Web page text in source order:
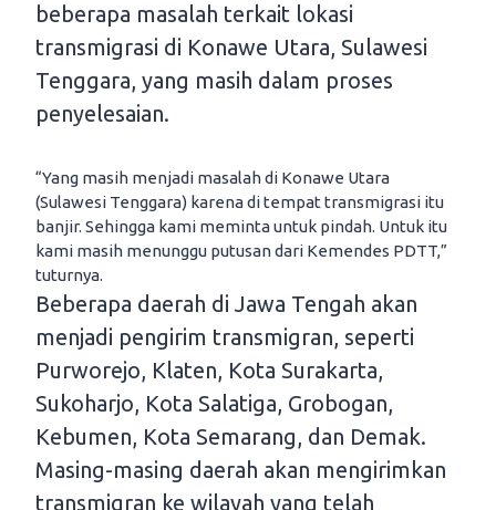
beberapa masalah terkait lokasi
transmigrasi di Konawe Utara, Sulawesi
Tenggara, yang masih dalam proses
penyelesaian.
“Yang masih menjadi masalah di Konawe Utara
(Sulawesi Tenggara) karena di tempat transmigrasi itu
banjir. Sehingga kami meminta untuk pindah. Untuk itu
kami masih menunggu putusan dari Kemendes PDTT,”
tuturnya.
Beberapa daerah di Jawa Tengah akan
menjadi pengirim transmigran, seperti
Purworejo, Klaten, Kota Surakarta,
Sukoharjo, Kota Salatiga, Grobogan,
Kebumen, Kota Semarang, dan Demak.
Masing-masing daerah akan mengirimkan
transmigran ke wilayah yang telah